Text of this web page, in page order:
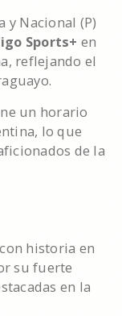
y Nacional (P)
Sports+ en
reflejando el
un horario
lo que
de la
historia en
su fuerte
en la